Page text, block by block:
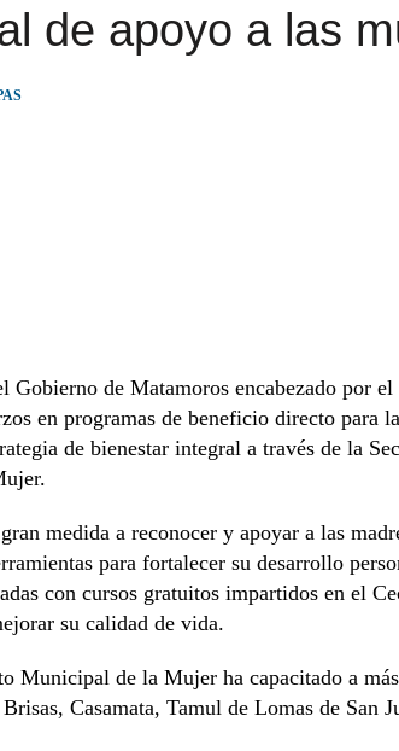
EL ENCANTO DE LAS PLAYAS DEL GOLFO DE
de apoyo a las
de Matamoros encabezado por
en programas de beneficio directo para
de bienestar integral a través de la
medida a reconocer y apoyar a las
para fortalecer su desarrollo
con cursos gratuitos impartidos en el
su calidad de vida.
Municipal de la Mujer ha capacitado a
Casamata, Tamul de Lomas de San